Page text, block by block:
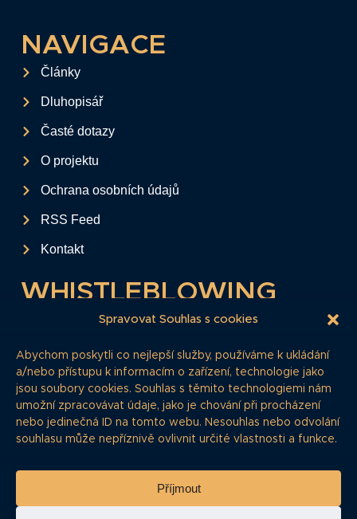
Spravovat Souhlas s cookies
Abychom poskytli co nejlepší služby, používáme k ukládání
a/nebo přístupu k informacím o zařízení, technologie jako
jsou soubory cookies. Souhlas s těmito technologiemi nám
umožní zpracovávat údaje, jako je chování při procházení
nebo jedinečná ID na tomto webu. Nesouhlas nebo odvolání
souhlasu může nepříznivě ovlivnit určité vlastnosti a funkce.
Příjmout
NAVIGACE
Články
Dluhopisář
Časté dotazy
O projektu
Ochrana osobních údajů
RSS Feed
Kontakt
WHISTLEBLOWING
Tento formulář slouží k anonymnímu zaslání
dluhopisům.
Pokud si myslíte, že máte informace, o
kterých by redakce měla vědět, zde nám je
můžete poskytnout.